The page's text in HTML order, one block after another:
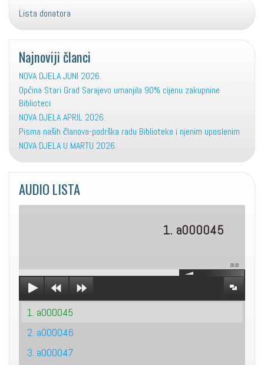
Lista donatora
Najnoviji članci
NOVA DJELA JUNI 2026.
Općina Stari Grad Sarajevo umanjila 90% cijenu zakupnine
Biblioteci
NOVA DJELA APRIL 2026.
Pisma naših članova-podrška radu Biblioteke i njenim uposlenim
NOVA DJELA U MARTU 2026.
AUDIO LISTA
1. a000045
00:00
1. a000045
2. a000046
3. a000047